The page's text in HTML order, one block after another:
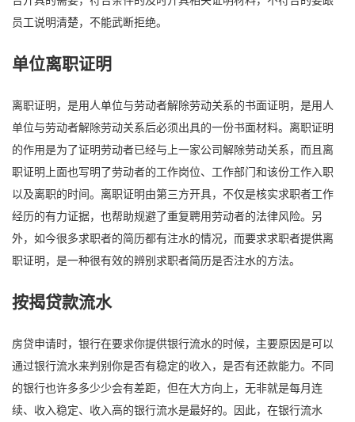
员工说明清楚，不能武断拒绝。
单位离职证明
离职证明，是用人单位与劳动者解除劳动关系的书面证明，是用人
单位与劳动者解除劳动关系后必须出具的一份书面材料。离职证明
的作用是为了证明劳动者已经与上一家公司解除劳动关系，而且离
职证明上面也写明了劳动者的工作岗位、工作部门和该份工作入职
以及离职的时间。离职证明由第三方开具，不仅是核实求职者工作
经历的有力证据，也帮助规避了重复聘用劳动者的法律风险。另
外，如今很多求职者的简历都有注水的情况，而要求求职者提供离
职证明，是一种很有效的辨别求职者简历是否注水的方法。
按揭贷款流水
房贷申请时，银行在要求你提供银行流水的时候，主要原因是可以
通过银行流水来判别你是否有稳定的收入，是否有还款能力。不同
的银行也许多多少少会有差距，但在大方向上，无非就是每月连
续、收入稳定、收入高的银行流水是最好的。因此，在银行流水